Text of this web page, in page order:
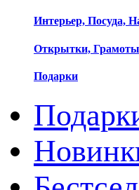
Интерьер, Посуда,
Открытки,
Подарки